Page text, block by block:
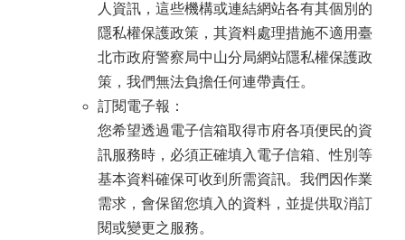
人資訊，這些機構或連結網站各有其個別的
隱私權保護政策，其資料處理措施不適用臺
北市政府警察局中山分局網站隱私權保護政
策，我們無法負擔任何連帶責任。
訂閱電子報：
您希望透過電子信箱取得市府各項便民的資
訊服務時，必須正確填入電子信箱、性別等
基本資料確保可收到所需資訊。我們因作業
需求，會保留您填入的資料，並提供取消訂
閱或變更之服務。